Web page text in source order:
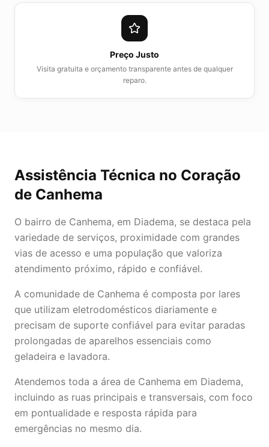
Preço Justo
Visita gratuita e orçamento transparente antes de qualquer
reparo.
Assistência Técnica no Coração
de Canhema
O bairro de Canhema, em Diadema, se destaca pela
variedade de serviços, proximidade com grandes
vias de acesso e uma população que valoriza
atendimento próximo, rápido e confiável.
A comunidade de Canhema é composta por lares
que utilizam eletrodomésticos diariamente e
precisam de suporte confiável para evitar paradas
prolongadas de aparelhos essenciais como
geladeira e lavadora.
Atendemos toda a área de Canhema em Diadema,
incluindo as ruas principais e transversais, com foco
em pontualidade e resposta rápida para
emergências no mesmo dia.